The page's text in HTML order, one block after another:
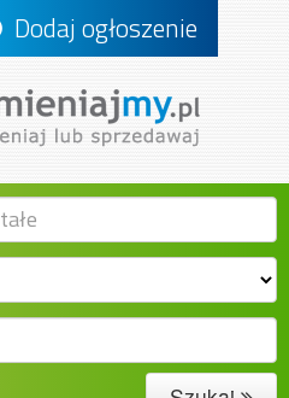
Dodaj ogłoszenie